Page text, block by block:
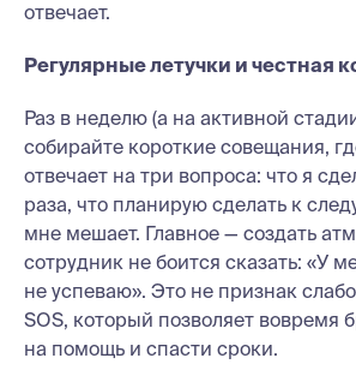
отвечает.
Регулярные летучки и честная
Раз в неделю (а на активной
собирайте короткие совещания,
отвечает на три вопроса: что я
раза, что планирую сделать к
мне мешает. Главное — создать
сотрудник не боится сказать: «У
не успеваю». Это не признак
SOS, который позволяет вовремя
на помощь и спасти сроки.